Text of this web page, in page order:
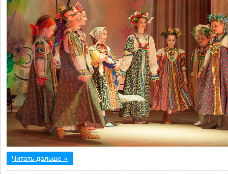
Читать дальше »